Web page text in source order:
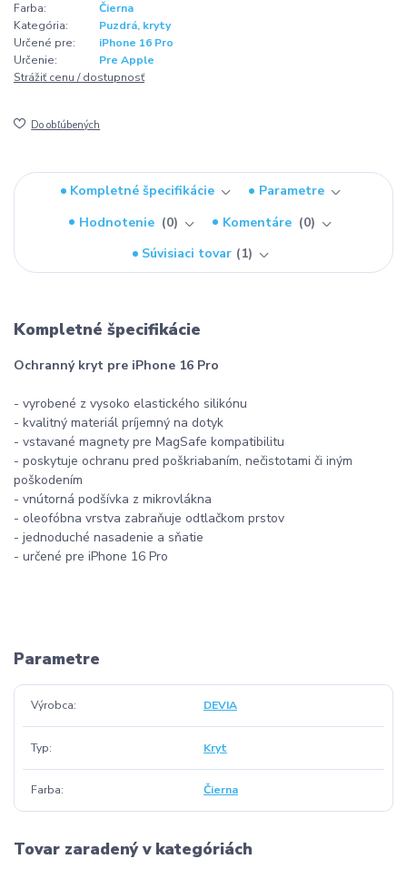
Farba:
Čierna
Kategória:
Puzdrá, kryty
Určené pre:
iPhone 16 Pro
Určenie:
Pre Apple
Strážiť cenu / dostupnosť
Do obľúbených
Kompletné špecifikácie
Parametre
Hodnotenie
0 Komentáre
0
Súvisiaci tovar
1
Kompletné špecifikácie
Ochranný kryt pre iPhone 16 Pro
- vyrobené z vysoko elastického silikónu
- kvalitný materiál príjemný na dotyk
- vstavané magnety pre MagSafe kompatibilitu
- poskytuje ochranu pred poškriabaním, nečistotami či iným
poškodením
- vnútorná podšívka z mikrovlákna
- oleofóbna vrstva zabraňuje odtlačkom prstov
- jednoduché nasadenie a sňatie
- určené pre iPhone 16 Pro
Parametre
Výrobca DEVIA
Typ Kryt
Farba Čierna
Tovar zaradený v kategóriách